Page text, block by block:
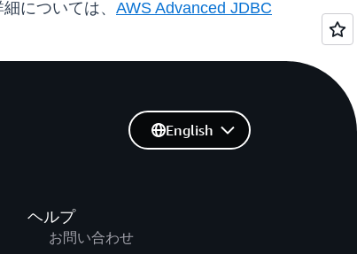
については、 AWS Advanced JDBC
ヘルプ
お問い合わせ
English